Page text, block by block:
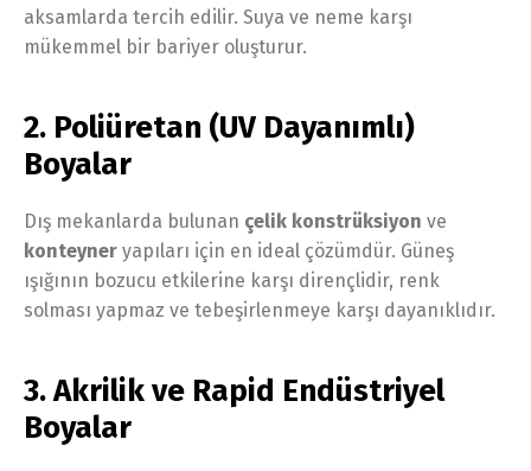
aksamlarda tercih edilir. Suya ve neme karşı
mükemmel bir bariyer oluşturur.
2. Poliüretan (UV Dayanımlı)
Boyalar
Dış mekanlarda bulunan çelik konstrüksiyon ve
konteyner yapıları için en ideal çözümdür. Güneş
ışığının bozucu etkilerine karşı dirençlidir, renk
solması yapmaz ve tebeşirlenmeye karşı dayanıklıdır.
3. Akrilik ve Rapid Endüstriyel
Boyalar